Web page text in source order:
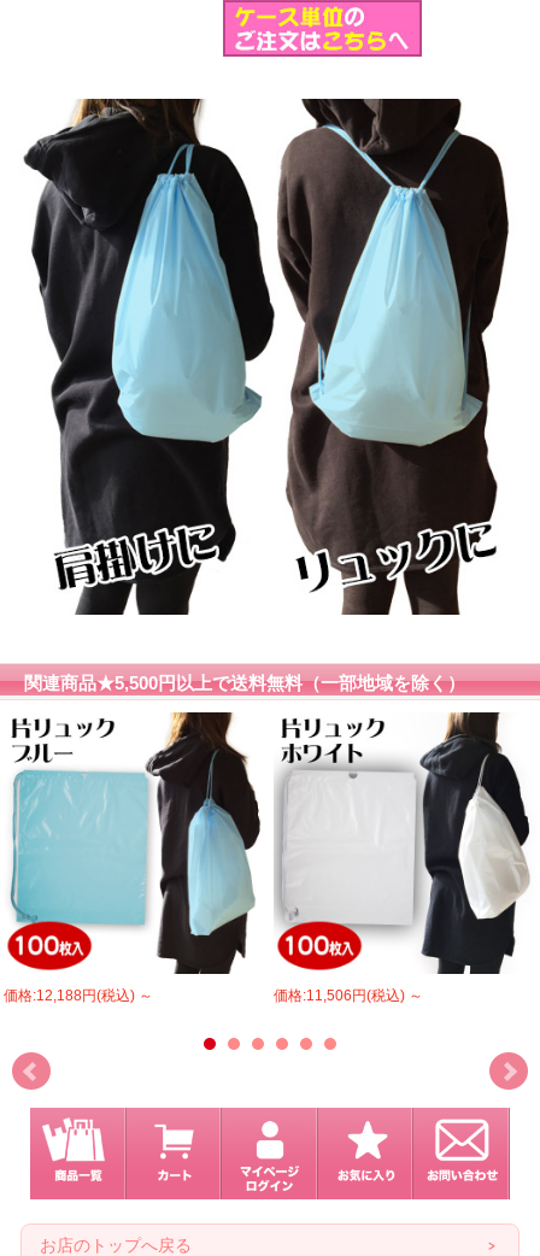
関連商品★5,500円以上で送料無料（一部地域を除く）
価格:12,188円(税込) ～ 価格:11,506円(税込) ～
お店のトップへ戻る